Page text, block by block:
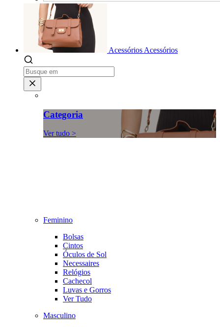
Acessórios Acessórios
Categoria
Ver tudo >
Feminino
Bolsas
Cintos
Óculos de Sol
Necessaires
Relógios
Cachecol
Luvas e Gorros
Ver Tudo
Masculino